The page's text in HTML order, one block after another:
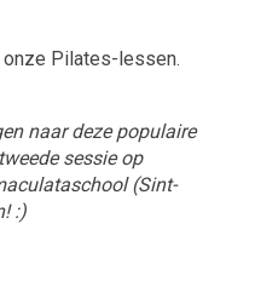
Pilates-lessen.
naar deze populaire
sessie op
(Sint-
:)